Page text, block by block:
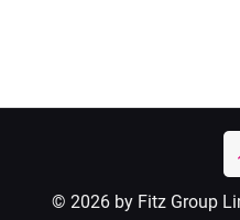
© 2026 by Fitz Group